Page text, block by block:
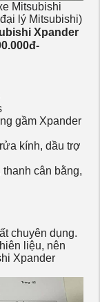
Mitsubishi
lý Mitsubishi)
Xpander
gầm Xpander
kính, dầu trợ
thanh cân bằng,
chuyên dụng.
liệu, nên
Xpander